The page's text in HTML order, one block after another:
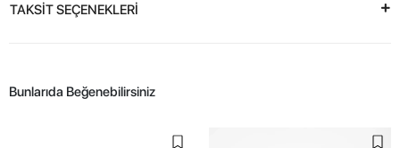
TAKSİT SEÇENEKLERİ
Bunlarıda Beğenebilirsiniz